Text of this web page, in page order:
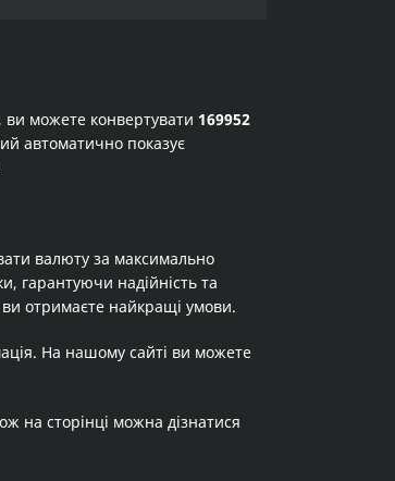
можете конвертувати 169952
автоматично показує
валюту за максимально
гарантуючи надійність та
отримаєте найкращі умови.
На нашому сайті ви можете
на сторінці можна дізнатися